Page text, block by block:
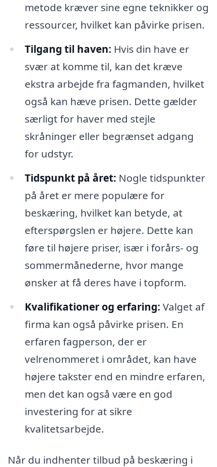
metode kræver sine egne teknikker og
ressourcer, hvilket kan påvirke prisen.
Tilgang til haven: Hvis din have er
svær at komme til, kan det kræve
ekstra arbejde fra fagmanden, hvilket
også kan hæve prisen. Dette gælder
særligt for haver med stejle
skråninger eller begrænset adgang
for udstyr.
Tidspunkt på året: Nogle tidspunkter
på året er mere populære for
beskæring, hvilket kan betyde, at
efterspørgslen er højere. Dette kan
føre til højere priser, især i forårs- og
sommermånederne, hvor mange
ønsker at få deres have i topform.
Kvalifikationer og erfaring: Valget af
firma kan også påvirke prisen. En
erfaren fagperson, der er
velrenommeret i området, kan have
højere takster end en mindre erfaren,
men det kan også være en god
investering for at sikre
kvalitetsarbejde.
Når du indhenter tilbud på beskæring i